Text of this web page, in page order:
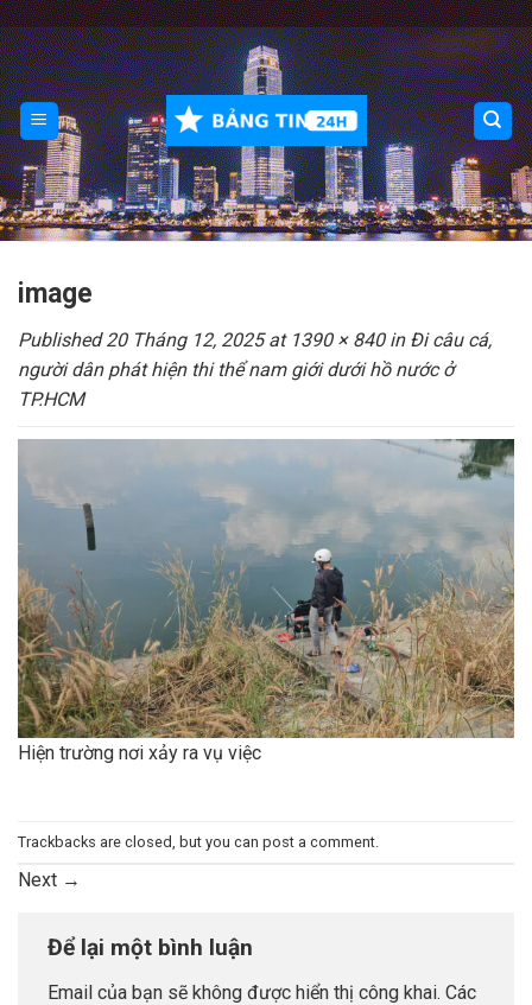
Skip
to
content
image
Published20 Tháng 12, 2025at 1390 × 840in Đi câu cá,
người dân phát hiện thi thể nam giới dưới hồ nước ở
TP.HCM
Hiện trường nơi xảy ra vụ việc
Trackbacks are closed, but you can post a comment
Next →
Để lại một bình luận
Email của bạn sẽ không được hiển thị công khai. Các